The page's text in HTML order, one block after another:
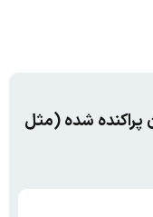
پراکنده شده (مثل